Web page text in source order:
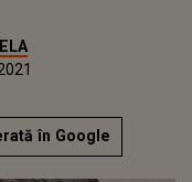
în Google